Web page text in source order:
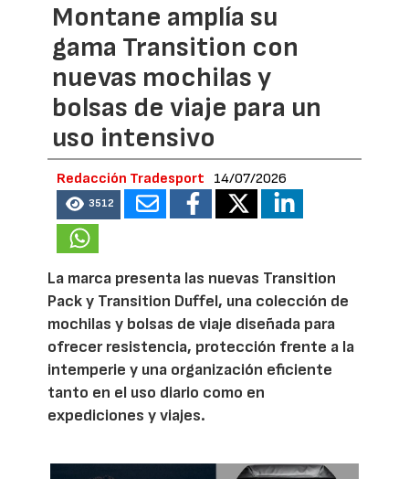
Montane amplía su
gama Transition con
nuevas mochilas y
bolsas de viaje para un
uso intensivo
Redacción Tradesport 14/07/2026
3512
La marca presenta las nuevas Transition
Pack y Transition Duffel, una colección de
mochilas y bolsas de viaje diseñada para
ofrecer resistencia, protección frente a la
intemperie y una organización eficiente
tanto en el uso diario como en
expediciones y viajes.